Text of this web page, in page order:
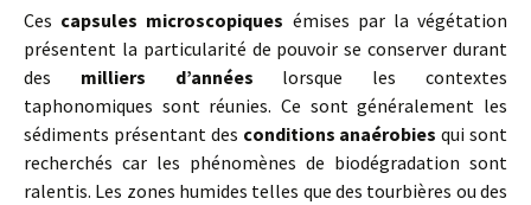
Ces capsules microscopiques émises par la végétation
présentent la particularité de pouvoir se conserver durant
des milliers d’années lorsque les contextes
taphonomiques sont réunies. Ce sont généralement les
sédiments présentant des conditions anaérobies qui sont
recherchés car les phénomènes de biodégradation sont
ralentis. Les zones humides telles que des tourbières ou des